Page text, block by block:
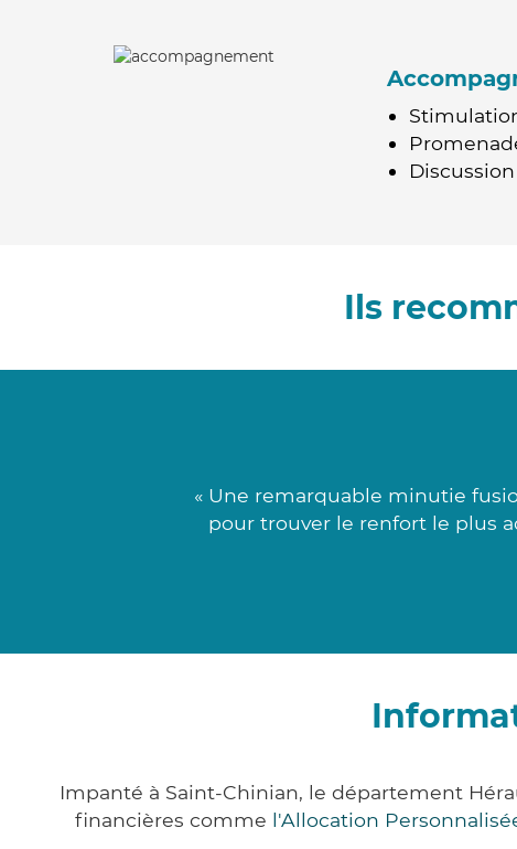
Ils
« Une remarquable minutie
pour trouver le renfort le plus
Impanté à Saint-Chinian, le département
financières comme l'Allocation